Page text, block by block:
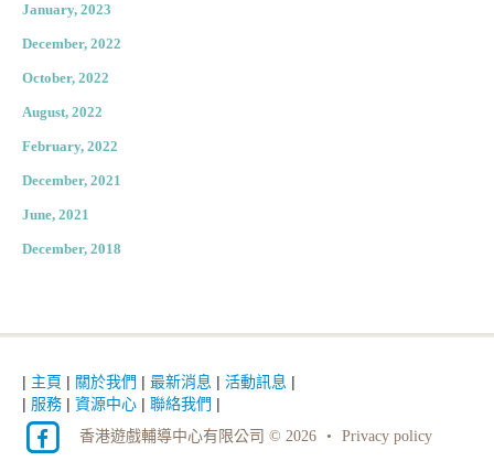
January, 2023
December, 2022
October, 2022
August, 2022
February, 2022
December, 2021
June, 2021
December, 2018
| 主頁 | 關於我們 | 最新消息 | 活動訊息 |
| 服務 | 資源中心 | 聯絡我們 |
香港遊戲輔導中心有限公司 © 2026 • Privacy policy